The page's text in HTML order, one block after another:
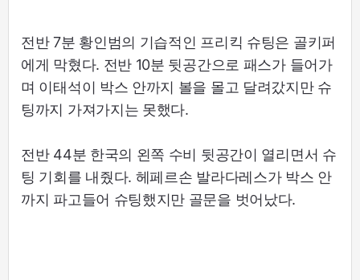
전반 7분 황인범의 기습적인 프리킥 슈팅은 골키퍼
에게 막혔다. 전반 10분 뒷공간으로 패스가 들어가
며 이태석이 박스 안까지 볼을 몰고 달려갔지만 슈
팅까지 가져가지는 못했다.
전반 44분 한국의 왼쪽 수비 뒷공간이 열리면서 슈
팅 기회를 내줬다. 헤페르손 발라다레스가 박스 안
까지 파고들어 슈팅했지만 골문을 벗어났다.